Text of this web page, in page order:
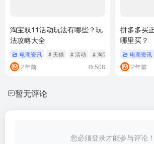
淘宝双11活动玩法有哪些？玩
法攻略大全
电商资讯 # 天猫 # 活动 # 淘宝
2年前 508
拼多多买
哪里买？
电商资讯
2年前
暂无评论
您必须登录才能参与评论！